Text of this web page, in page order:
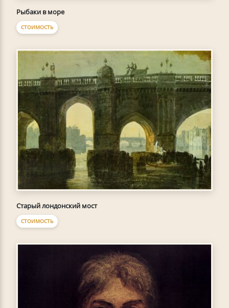
Рыбаки в море
СТОИМОСТЬ
Старый лондонский мост
СТОИМОСТЬ